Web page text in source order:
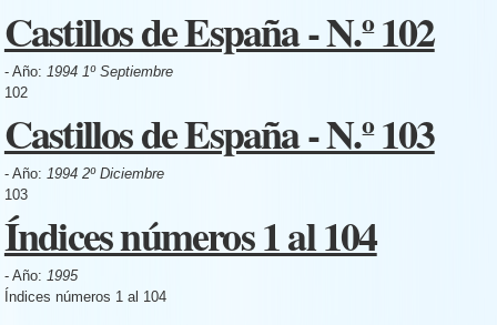
Castillos de España - N.º 102
- Año: 1994 1º Septiembre
102
Castillos de España - N.º 103
- Año: 1994 2º Diciembre
103
Índices números 1 al 104
- Año: 1995
Índices números 1 al 104